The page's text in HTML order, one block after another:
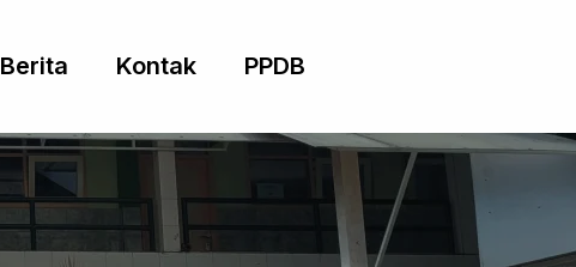
Berita Kontak PPDB